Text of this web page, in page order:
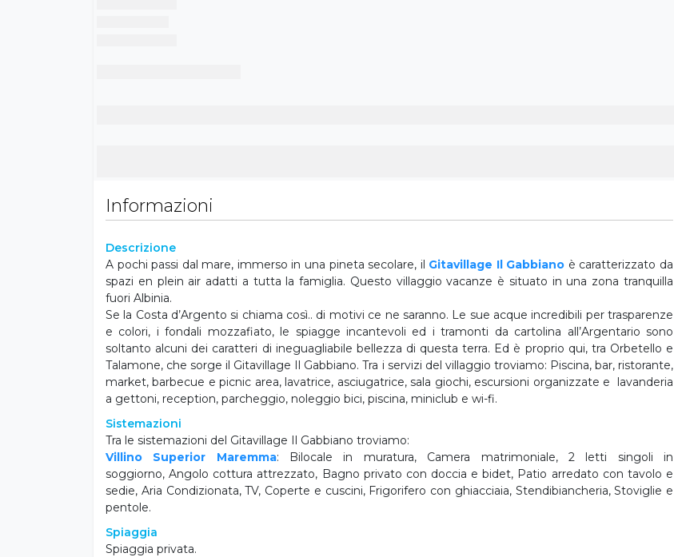
Informazioni
Descrizione
A pochi passi dal mare, immerso in una pineta secolare, il Gitavillage Il Gabbiano è caratterizzato da
spazi en plein air adatti a tutta la famiglia. Questo villaggio vacanze è situato in una zona tranquilla
fuori Albinia.
Se la Costa d’Argento si chiama così.. di motivi ce ne saranno. Le sue acque incredibili per trasparenze
e colori, i fondali mozzafiato, le spiagge incantevoli ed i tramonti da cartolina all’Argentario sono
soltanto alcuni dei caratteri di ineguagliabile bellezza di questa terra. Ed è proprio qui, tra Orbetello e
Talamone, che sorge il Gitavillage Il Gabbiano. Tra i servizi del villaggio troviamo: Piscina, bar, ristorante,
market, barbecue e picnic area, lavatrice, asciugatrice, sala giochi, escursioni organizzate e lavanderia
a gettoni, reception, parcheggio, noleggio bici, piscina, miniclub e wi-fi.
Sistemazioni
Tra le sistemazioni del Gitavillage Il Gabbiano troviamo:
Villino Superior Maremma: Bilocale in muratura, Camera matrimoniale, 2 letti singoli in
soggiorno, Angolo cottura attrezzato, Bagno privato con doccia e bidet, Patio arredato con tavolo e
sedie, Aria Condizionata, TV, Coperte e cuscini, Frigorifero con ghiacciaia, Stendibiancheria, Stoviglie e
pentole.
Spiaggia
Spiaggia privata.